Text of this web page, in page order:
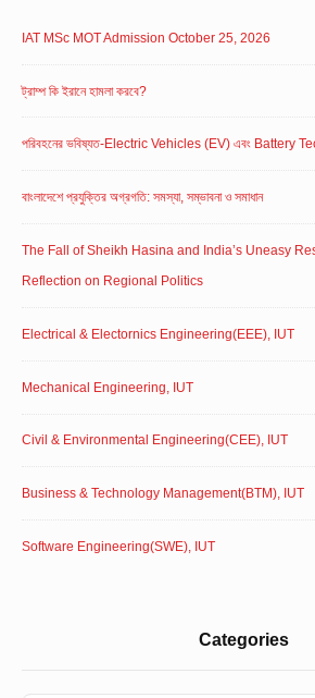
IAT MSc MOT Admission October 25, 2026
ট্রাম্প কি ইরানে হামলা করবে?
পরিবহনের ভবিষ্যত-Electric Vehicles (EV) এবং Battery
বাংলাদেশে প্রযুক্তির অগ্রগতি: সমস্যা, সম্ভাবনা ও সমাধান
The Fall of Sheikh Hasina and India’s Uneasy
Reflection on Regional Politics
Electrical & Electornics Engineering(EEE), IUT
Mechanical Engineering, IUT
Civil & Environmental Engineering(CEE), IUT
Business & Technology Management(BTM), IUT
Software Engineering(SWE), IUT
Categories